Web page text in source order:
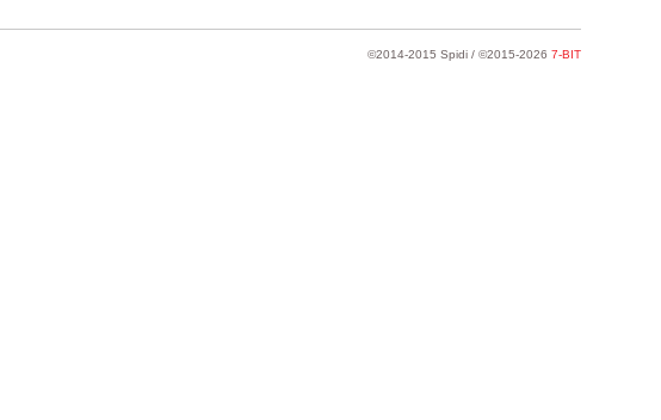
©2014-2015 Spidi / ©2015-2026 7-BIT